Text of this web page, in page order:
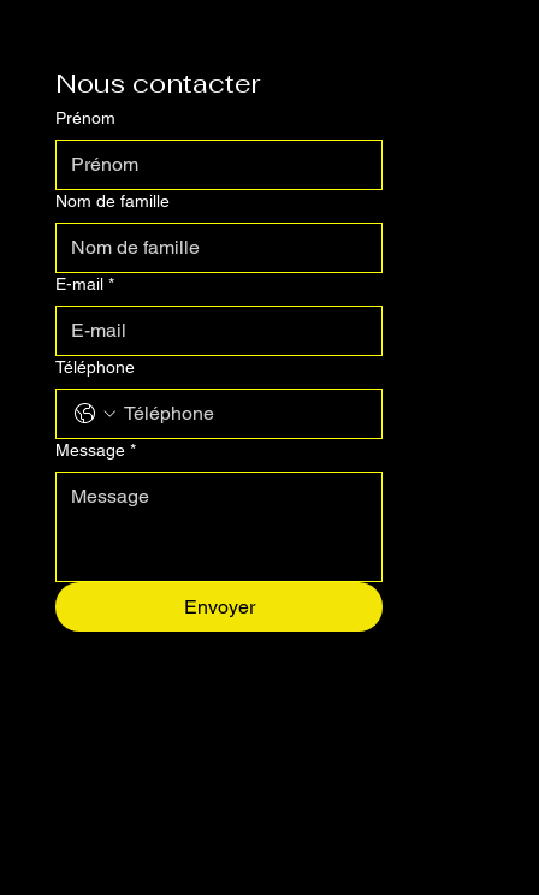
Nous contacter
Prénom
Nom de famille
E-mail *
Téléphone
Message *
Envoyer